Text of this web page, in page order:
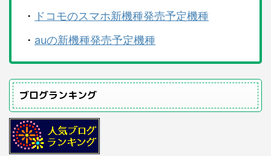
・
ドコモのスマホ新機種発売予定機種
・ auの新機種発売予定機種
ブログランキング